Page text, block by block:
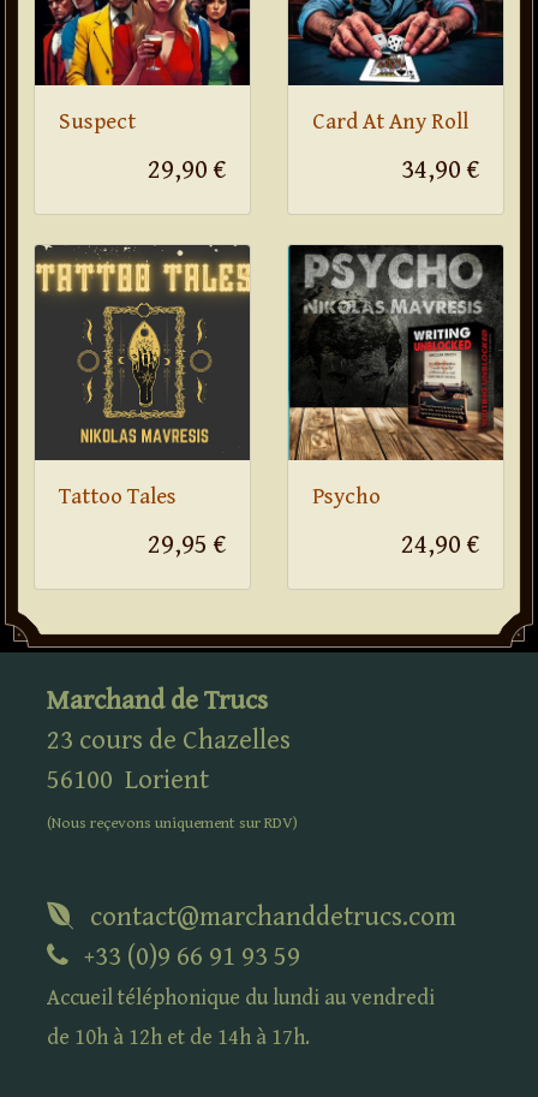
Suspect
29,90 €
Card At Any Roll
34,90 €
Tattoo Tales
29,95 €
Psycho
24,90 €
Marchand de Trucs
23 cours de Chazelles
56100 Lorient
(Nous reçevons uniquement surRDV)
contact@marchanddetrucs.com
+33 (0)9 66 91 93 59
Accueil téléphonique du lundi au vendredi
de 10h à 12h et de 14h à 17h.